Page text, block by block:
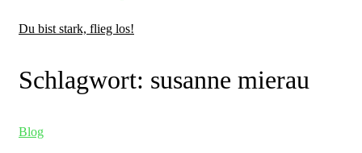
Du bist stark, flieg los!
Schlagwort: susanne mierau
Blog